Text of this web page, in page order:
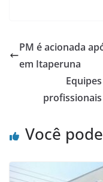
e
b
o
er s
p
p
PM é acionada
em Itaperuna
Você